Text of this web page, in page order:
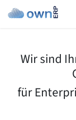
Zum Inhalt springen
Wir sind
für